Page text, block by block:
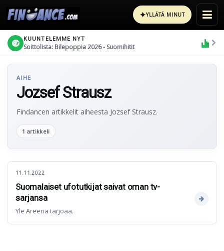
✦YLLÄTÄ MINUT
KUUNTELEMME NYT
Soittolista: Bilepoppia 2026 - Suomihitit
AIHE
Jozsef Strausz
Findancen artikkelit aiheesta Jozsef Strausz.
1 artikkeli
11.11.2022
Suomalaiset ufotutkijat saivat oman tv-
sarjansa
Yle Areena tarjoaa.